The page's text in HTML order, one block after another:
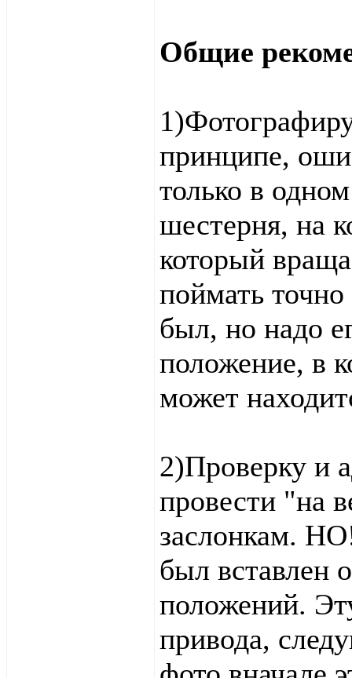
Общие
принципе,
только в
шестерня, на
который
поймать
был, но надо
положение, в
может
2)Проверку и
провести "на
заслонкам.
был вставлен
положений.
привода,